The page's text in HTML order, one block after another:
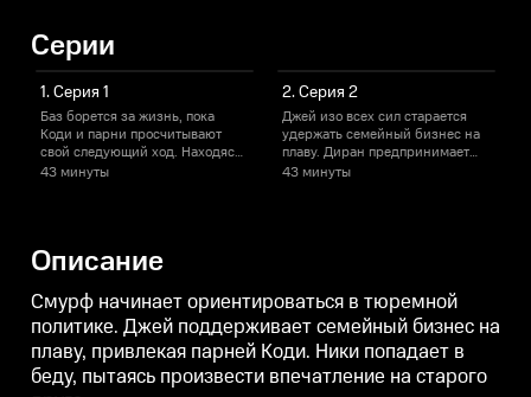
Серии
1. Серия 1
Баз борется за жизнь, пока
Коди и парни просчитывают
свой следующий ход. Находясь
в тюрьме, Смурф получает
43 минуты
2. Серия 2
Джей изо всех сил старается
удержать семейный бизнес на
плаву. Диран предпринимает
некоторые шаги
43 минуты
Описание
Смурф начинает ориентироваться в тюремной
политике. Джей поддерживает семейный бизнес на
плаву, привлекая парней Коди. Ники попадает в
беду, пытаясь произвести впечатление на старого